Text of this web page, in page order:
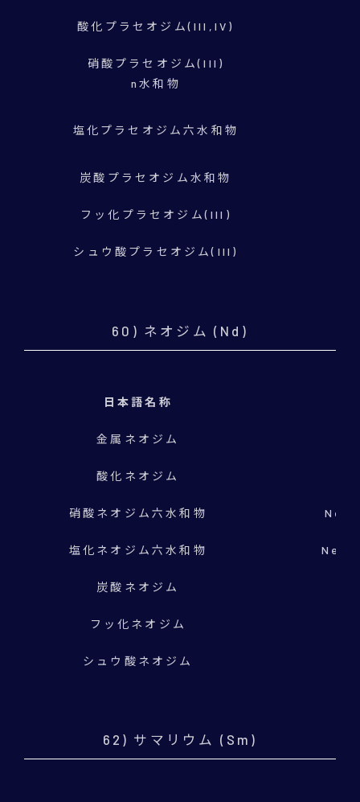
酸化プラセオジム(III,IV)
硝酸プラセオジム(III)
n水和物
塩化プラセオジム六水和物
炭酸プラセオジム水和物
フッ化プラセオジム(III)
シュウ酸プラセオジム(III)
60) ネオジム (Nd)
日本語名称
金属ネオジム
酸化ネオジム
硝酸ネオジム六水和物
塩化ネオジム六水和物
炭酸ネオジム
フッ化ネオジム
シュウ酸ネオジム
62) サマリウム (Sm)